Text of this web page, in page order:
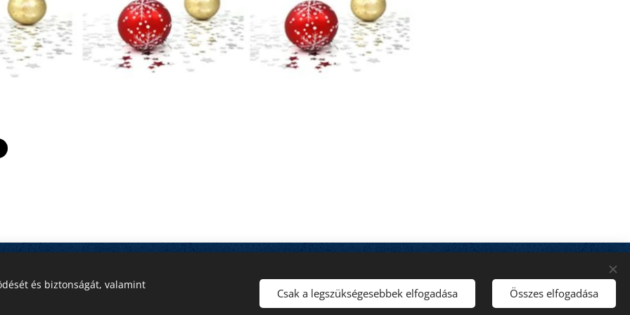
és biztonságát, valamint
Csak a legszükségesebbek elfogadása Összes elfogadása